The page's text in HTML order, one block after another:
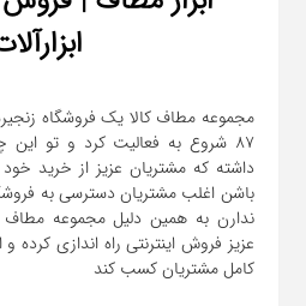
مجموعه مطاف کالا یک فروشگاه
۸۷ شروع به فعالیت کرد و تو
داشته که مشتریان عزیز از خرید
باشن اغلب مشتریان دسترسی به
ندارن به همین دلیل مجموعه مطاف
عزیز فروش اینترنتی راه اندازی
کامل مشتریان کسب کند